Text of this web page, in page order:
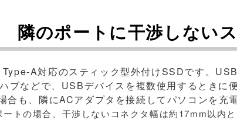
隣のポートに干渉しない
A対応のスティック型外付けSSDです。
ブなどで、USBデバイスを複数使用するときに
合も、隣にACアダプタを接続してパソコンを充
トの場合、干渉しないコネクタ幅は約17mm以内